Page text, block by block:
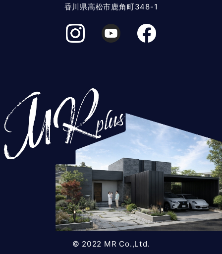
香川県高松市鹿角町348-1
© 2022 MR Co.,Ltd.